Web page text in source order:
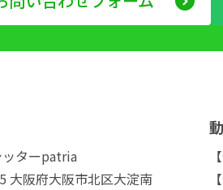
ッターpatria
大阪府大阪市北区大淀南